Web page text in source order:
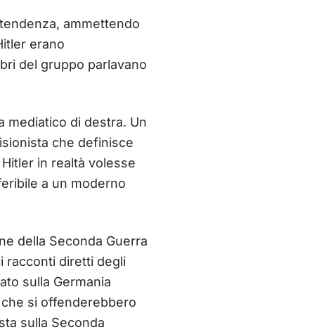
ammettendo
erano
del gruppo parlavano
mediatico di destra. Un
che definisce
in realtà volesse
a un moderno
della Seconda Guerra
racconti diretti degli
sulla Germania
si offenderebbero
sulla Seconda